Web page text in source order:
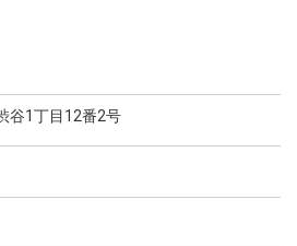
谷1丁目12番2号